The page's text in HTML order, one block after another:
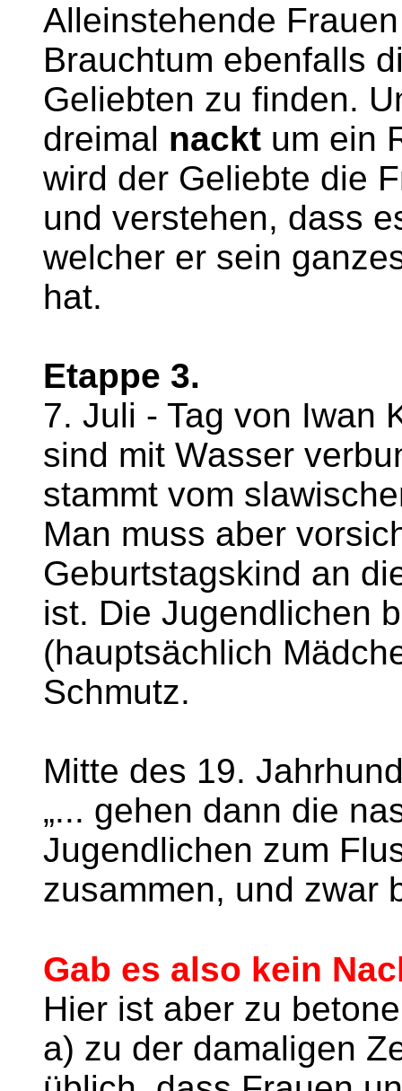
Alleinstehende
Brauchtum ebenfalls
Geliebten zu finden.
dreimal nackt um ein
wird der Geliebte die
und verstehen, dass
welcher er sein
hat.
Etappe 3.
7. Juli - Tag von Iwan
sind mit Wasser
stammt vom
Man muss aber
Geburtstagskind an
ist. Die Jugendlichen
(hauptsächlich
Schmutz.
Mitte des 19.
„... gehen dann die
Jugendlichen zum
zusammen, und zwar
Gab es also kein
Hier ist aber zu
a) zu der damaligen